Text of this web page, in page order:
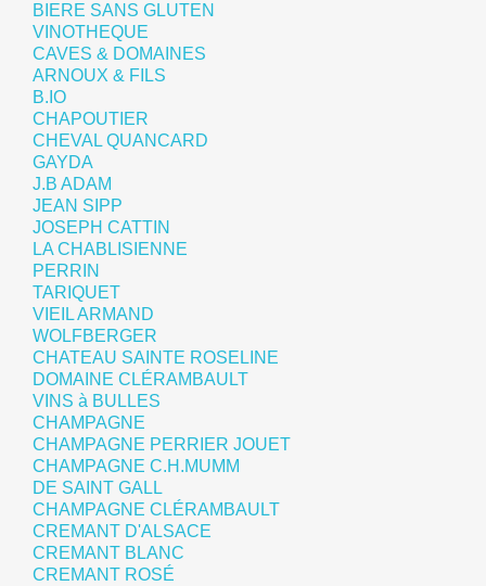
BIERE SANS GLUTEN
VINOTHEQUE
CAVES & DOMAINES
ARNOUX & FILS
B.IO
CHAPOUTIER
CHEVAL QUANCARD
GAYDA
J.B ADAM
JEAN SIPP
JOSEPH CATTIN
LA CHABLISIENNE
PERRIN
TARIQUET
VIEIL ARMAND
WOLFBERGER
CHATEAU SAINTE ROSELINE
DOMAINE CLÉRAMBAULT
VINS à BULLES
CHAMPAGNE
CHAMPAGNE PERRIER JOUET
CHAMPAGNE C.H.MUMM
DE SAINT GALL
CHAMPAGNE CLÉRAMBAULT
CREMANT D'ALSACE
CREMANT BLANC
CREMANT ROSÉ